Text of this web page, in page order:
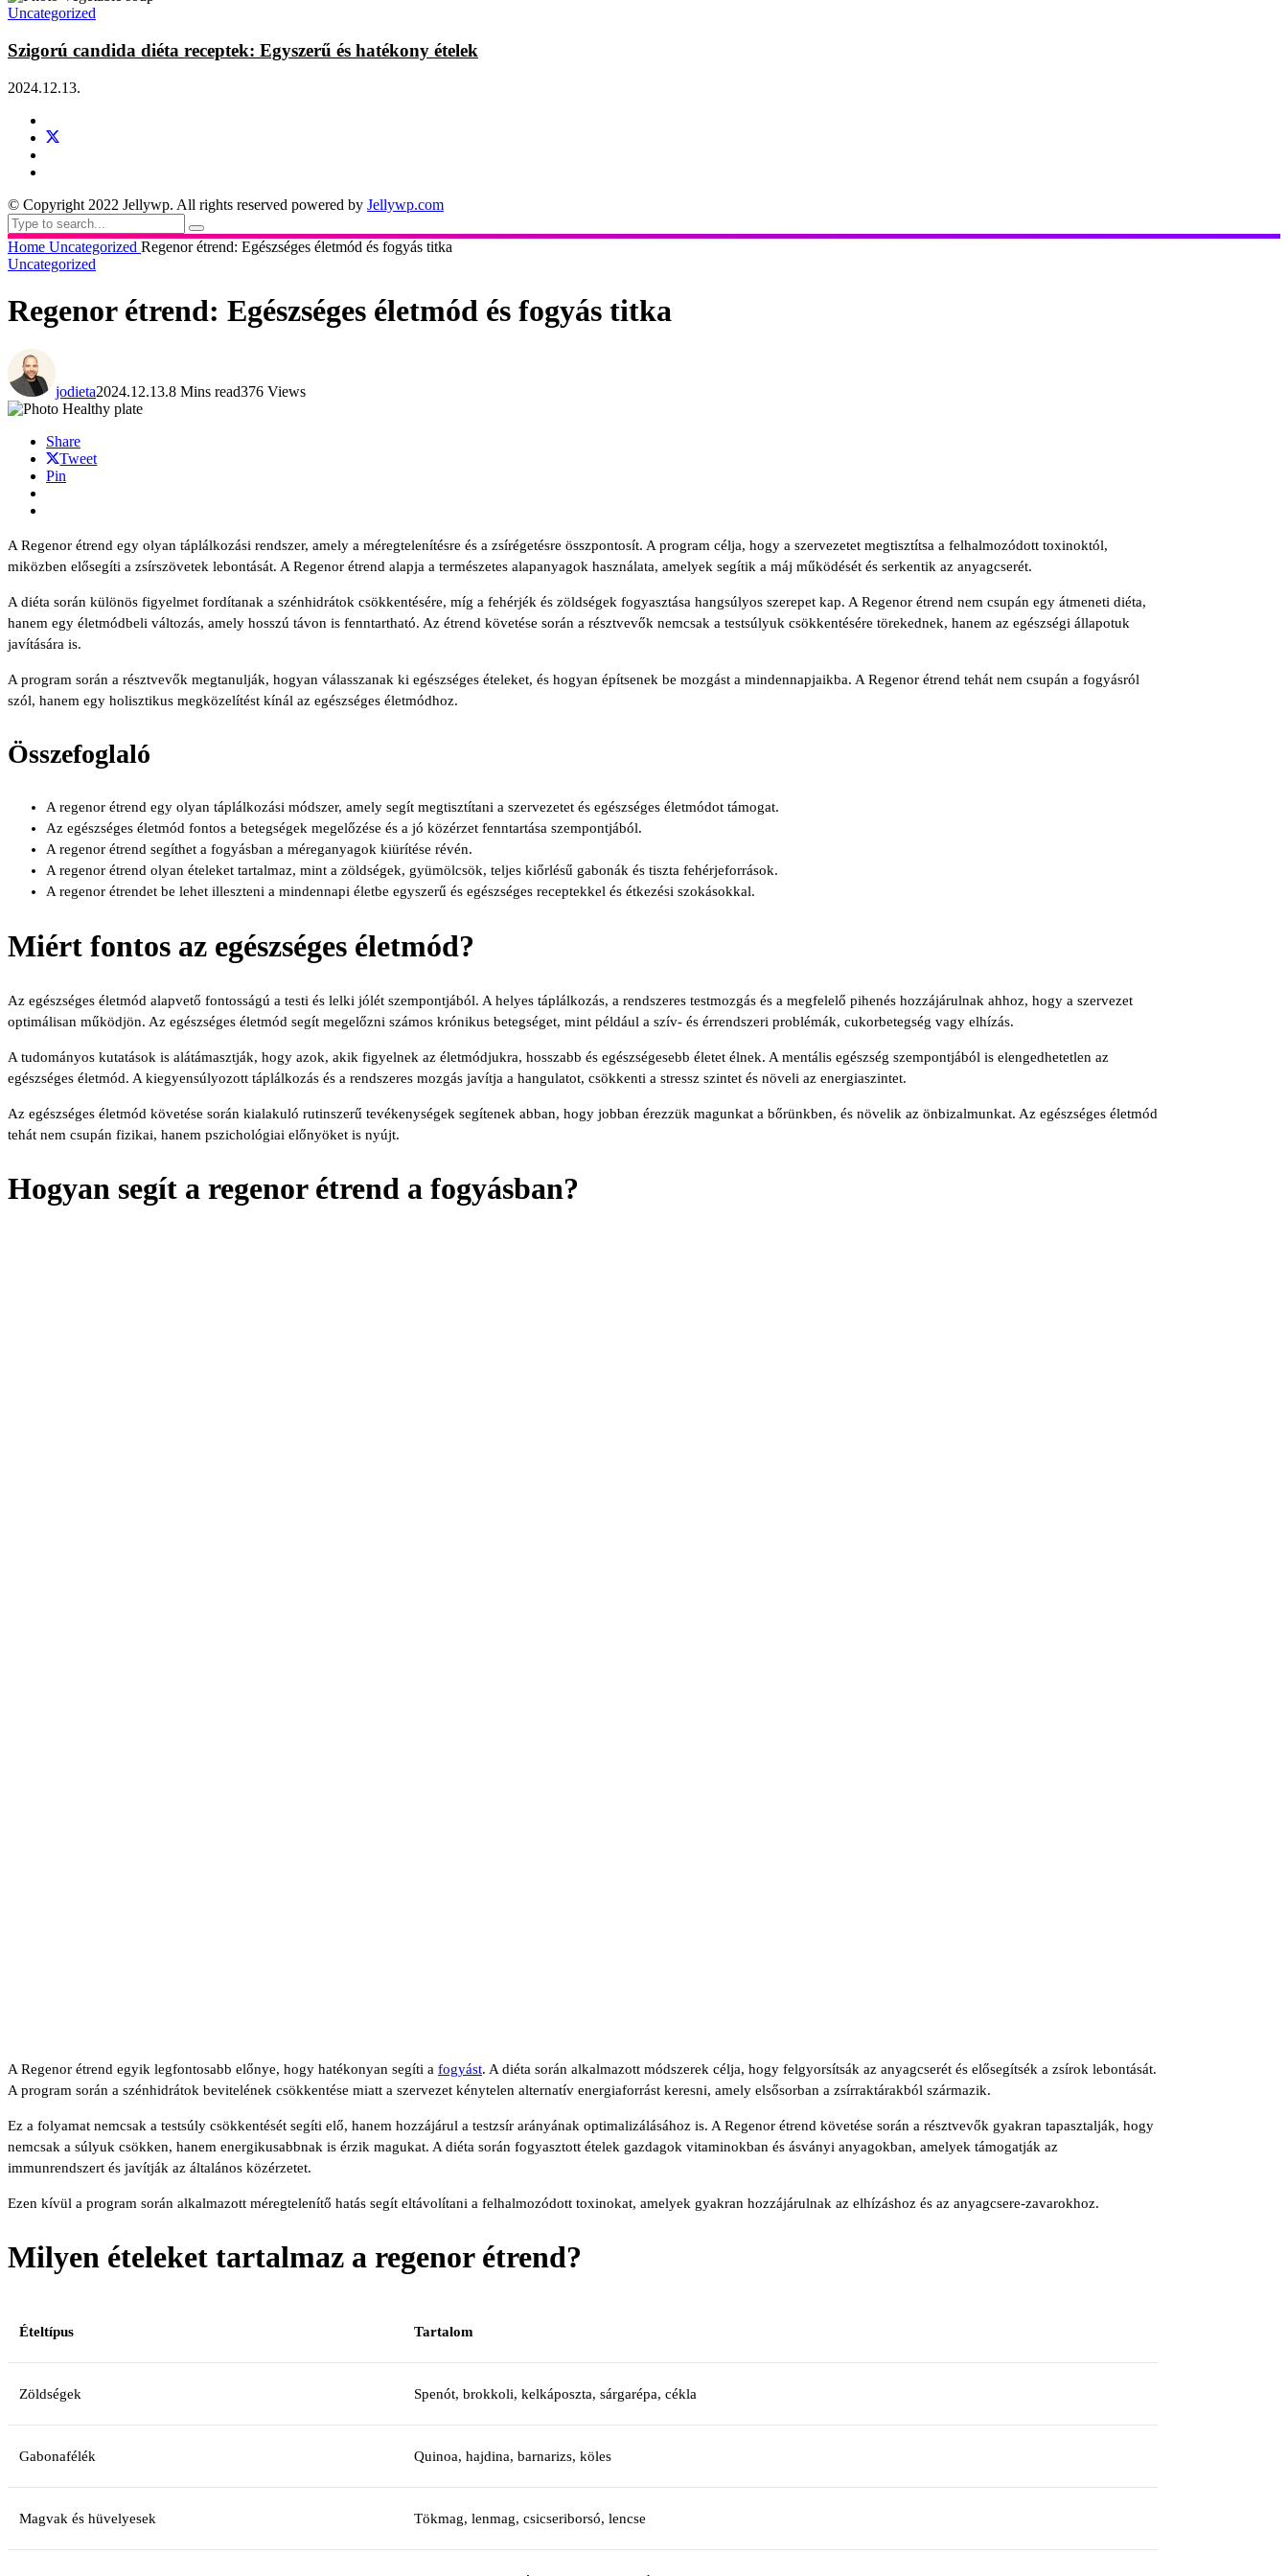
Uncategorized
Szigorú candida diéta receptek: Egyszerű és hatékony ételek
2024.12.13.
© Copyright 2022 Jellywp. All rights reserved powered by Jellywp.com
Home Uncategorized Regenor étrend: Egészséges életmód és fogyás titka
Uncategorized
Regenor étrend: Egészséges életmód és fogyás titka
jodieta2024.12.13.8 Mins read376 Views
Share
Tweet
Pin
A Regenor étrend egy olyan táplálkozási rendszer, amely a méregtelenítésre és a zsírégetésre összpontosít. A program célja, hogy a szervezetet megtisztítsa a felhalmozódott toxinoktól,
miközben elősegíti a zsírszövetek lebontását. A Regenor étrend alapja a természetes alapanyagok használata, amelyek segítik a máj működését és serkentik az anyagcserét.
A diéta során különös figyelmet fordítanak a szénhidrátok csökkentésére, míg a fehérjék és zöldségek fogyasztása hangsúlyos szerepet kap. A Regenor étrend nem csupán egy átmeneti diéta,
hanem egy életmódbeli változás, amely hosszú távon is fenntartható. Az étrend követése során a résztvevők nemcsak a testsúlyuk csökkentésére törekednek, hanem az egészségi állapotuk
javítására is.
A program során a résztvevők megtanulják, hogyan válasszanak ki egészséges ételeket, és hogyan építsenek be mozgást a mindennapjaikba. A Regenor étrend tehát nem csupán a fogyásról
szól, hanem egy holisztikus megközelítést kínál az egészséges életmódhoz.
Összefoglaló
A regenor étrend egy olyan táplálkozási módszer, amely segít megtisztítani a szervezetet és egészséges életmódot támogat.
Az egészséges életmód fontos a betegségek megelőzése és a jó közérzet fenntartása szempontjából.
A regenor étrend segíthet a fogyásban a méreganyagok kiürítése révén.
A regenor étrend olyan ételeket tartalmaz, mint a zöldségek, gyümölcsök, teljes kiőrlésű gabonák és tiszta fehérjeforrások.
A regenor étrendet be lehet illeszteni a mindennapi életbe egyszerű és egészséges receptekkel és étkezési szokásokkal.
Miért fontos az egészséges életmód?
Az egészséges életmód alapvető fontosságú a testi és lelki jólét szempontjából. A helyes táplálkozás, a rendszeres testmozgás és a megfelelő pihenés hozzájárulnak ahhoz, hogy a szervezet
optimálisan működjön. Az egészséges életmód segít megelőzni számos krónikus betegséget, mint például a szív- és érrendszeri problémák, cukorbetegség vagy elhízás.
A tudományos kutatások is alátámasztják, hogy azok, akik figyelnek az életmódjukra, hosszabb és egészségesebb életet élnek. A mentális egészség szempontjából is elengedhetetlen az
egészséges életmód. A kiegyensúlyozott táplálkozás és a rendszeres mozgás javítja a hangulatot, csökkenti a stressz szintet és növeli az energiaszintet.
Az egészséges életmód követése során kialakuló rutinszerű tevékenységek segítenek abban, hogy jobban érezzük magunkat a bőrünkben, és növelik az önbizalmunkat. Az egészséges életmód
tehát nem csupán fizikai, hanem pszichológiai előnyöket is nyújt.
Hogyan segít a regenor étrend a fogyásban?
A Regenor étrend egyik legfontosabb előnye, hogy hatékonyan segíti a fogyást. A diéta során alkalmazott módszerek célja, hogy felgyorsítsák az anyagcserét és elősegítsék a zsírok lebontását.
A program során a szénhidrátok bevitelének csökkentése miatt a szervezet kénytelen alternatív energiaforrást keresni, amely elsősorban a zsírraktárakból származik.
Ez a folyamat nemcsak a testsúly csökkentését segíti elő, hanem hozzájárul a testzsír arányának optimalizálásához is. A Regenor étrend követése során a résztvevők gyakran tapasztalják, hogy
nemcsak a súlyuk csökken, hanem energikusabbnak is érzik magukat. A diéta során fogyasztott ételek gazdagok vitaminokban és ásványi anyagokban, amelyek támogatják az
immunrendszert és javítják az általános közérzetet.
Ezen kívül a program során alkalmazott méregtelenítő hatás segít eltávolítani a felhalmozódott toxinokat, amelyek gyakran hozzájárulnak az elhízáshoz és az anyagcsere-zavarokhoz.
Milyen ételeket tartalmaz a regenor étrend?
Ételtípus Tartalom
Zöldségek Spenót, brokkoli, kelkáposzta, sárgarépa, cékla
Gabonafélék Quinoa, hajdina, barnarizs, köles
Magvak és hüvelyesek Tökmag, lenmag, csicseriborsó, lencse